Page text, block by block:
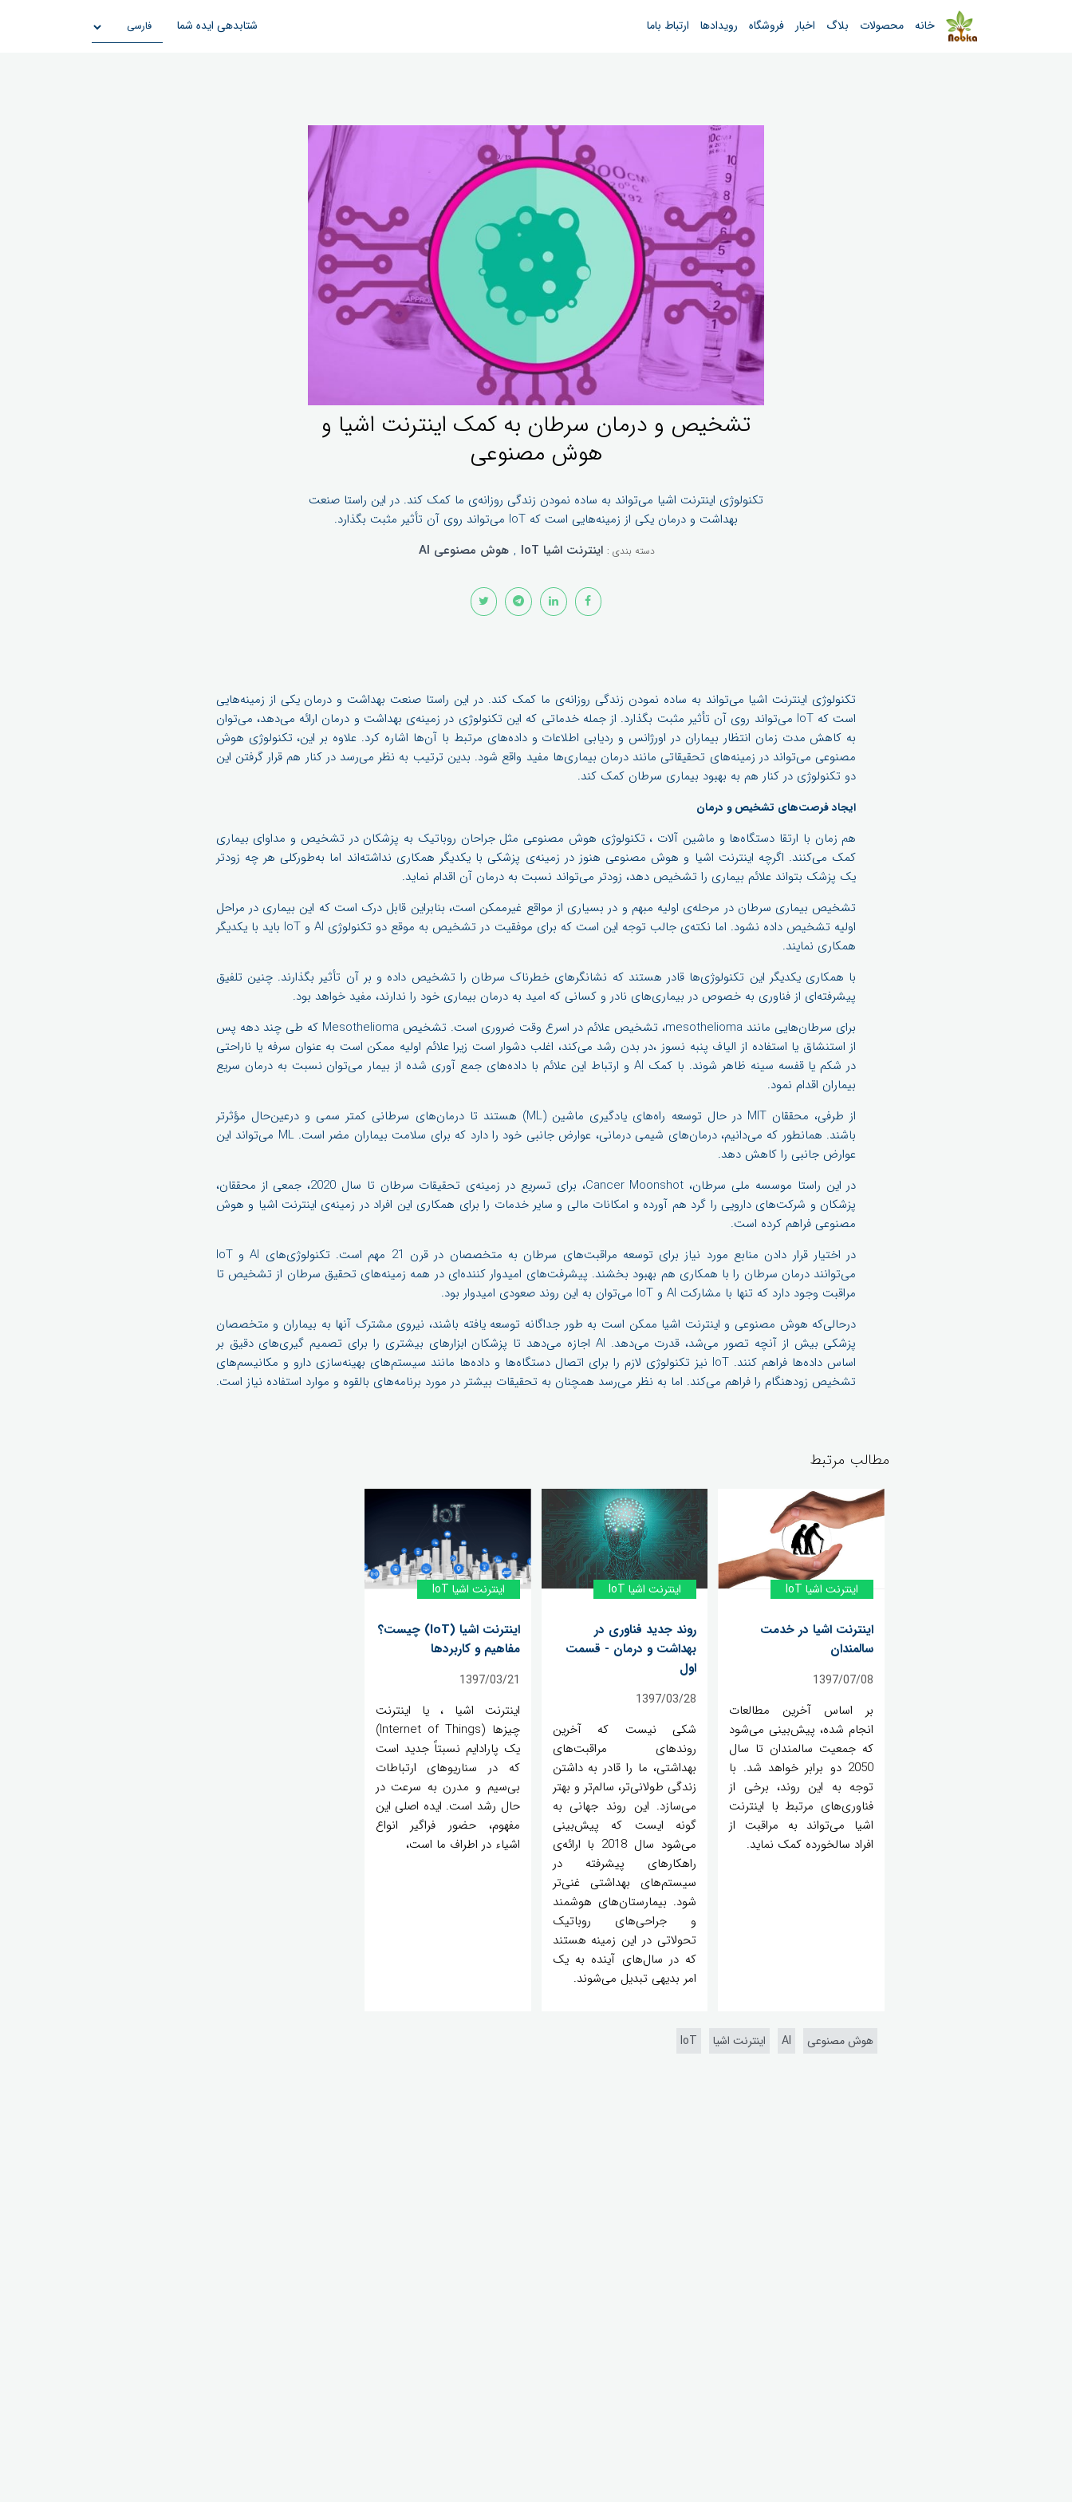
تشخیص و درمان سرطان به کمک اینترنت اشیا و‌
هوش مصنوعی
تکنولوژی اینترنت اشیا می‌تواند به ساده نمودن زندگی روزانه‌ی ما کمک کند. در این راستا صنعت
بهداشت و درمان یکی از زمینه‌هایی است که IoT می‌تواند روی آن تأثیر مثبت بگذارد.
دسته بندی : اینترنت اشیا IoT , هوش مصنوعی AI
تکنولوژی اینترنت اشیا می‌تواند به ساده نمودن زندگی روزانه‌ی ما کمک کند. در این راستا صنعت بهداشت و درمان یکی از زمینه‌هایی
است که IoT می‌تواند روی آن تأثیر مثبت بگذارد. از جمله خدماتی که این تکنولوژی در زمینه‌ی بهداشت و درمان ارائه می‌دهد، می‌توان
به کاهش مدت زمان انتظار بیماران در اورژانس و ردیابی اطلاعات و داده‌های مرتبط با آن‌ها اشاره کرد. علاوه بر این، تکنولوژی هوش
مصنوعی می‌تواند در زمینه‌های تحقیقاتی مانند درمان بیماری‌ها مفید واقع شود. بدین ترتیب به نظر می‌رسد در کنار هم قرار گرفتن این
دو تکنولوژی در کنار هم به بهبود بیماری سرطان کمک کند.
ایجاد فرصت‌های تشخیص و درمان
هم زمان با ارتقا دستگاه‌ها و ماشین آلات ، تکنولوژی هوش مصنوعی مثل جراحان روباتیک به پزشکان در تشخیص و مداوای بیماری
کمک می‌کنند. اگرچه اینترنت اشیا و هوش مصنوعی هنوز در زمینه‌ی پزشکی با یکدیگر همکاری نداشته‌اند اما به‌طورکلی هر چه زودتر
یک پزشک بتواند علائم بیماری را تشخیص دهد، زودتر می‌تواند نسبت به درمان آن اقدام نماید.
تشخیص بیماری سرطان در مرحله‌ی اولیه مبهم و در بسیاری از مواقع غیرممکن است، بنابراین قابل درک است که این بیماری در مراحل
اولیه تشخیص داده نشود. اما نکته‌ی جالب توجه این است که برای موفقیت در تشخیص به موقع دو تکنولوژی AI و IoT باید با یکدیگر
همکاری نمایند.
با همکاری یکدیگر این تکنولوژی‌ها قادر هستند که نشانگرهای خطرناک سرطان را تشخیص داده و بر آن تأثیر بگذارند. چنین تلفیق
پیشرفته‌ای از فناوری به خصوص در بیماری‌های نادر و کسانی که امید به درمان بیماری خود را ندارند، مفید خواهد بود.
برای سرطان‌هایی مانند mesothelioma، تشخیص علائم در اسرع وقت ضروری است. تشخیص Mesothelioma که طی چند دهه پس
از استنشاق یا استفاده از الیاف پنبه نسوز ،در بدن رشد می‌کند، اغلب دشوار است زیرا علائم اولیه ممکن است به عنوان سرفه یا ناراحتی
در شکم یا قفسه سینه ظاهر شوند. با کمک AI و ارتباط این علائم با داده‌های جمع آوری شده از بیمار می‌توان نسبت به درمان سریع
بیماران اقدام نمود.
از طرفی، محققان MIT در حال توسعه راه‌های یادگیری ماشین (ML) هستند تا درمان‌های سرطانی کمتر سمی و درعین‌حال مؤثرتر
باشند. همانطور که می‌دانیم، درمان‌های شیمی درمانی، عوارض جانبی خود را دارد که برای سلامت بیماران مضر است. ML می‌تواند این
عوارض جانبی را کاهش دهد.
در این راستا موسسه ملی سرطان، Cancer Moonshot، برای تسریع در زمینه‌ی تحقیقات سرطان تا سال 2020، جمعی از محققان،
پزشکان و شرکت‌های دارویی را گرد هم آورده و امکانات مالی و سایر خدمات را برای همکاری این افراد در زمینه‌ی اینترنت اشیا و هوش
مصنوعی فراهم کرده است.
در اختیار قرار دادن منابع مورد نیاز برای توسعه مراقبت‌های سرطان به متخصصان در قرن 21 مهم است. تکنولوژی‌های AI و IoT
می‌توانند درمان سرطان را با همکاری هم بهبود بخشند. پیشرفت‌های امیدوار کننده‌ای در همه زمینه‌های تحقیق سرطان از تشخیص تا
مراقبت وجود دارد که تنها با مشارکت AI و IoT می‌توان به این روند صعودی امیدوار بود.
درحالی‌که هوش مصنوعی و اینترنت اشیا ممکن است به طور جداگانه توسعه یافته باشند، نیروی مشترک آنها به بیماران و متخصصان
پزشکی بیش از آنچه تصور می‌شد، قدرت می‌دهد. AI اجازه می‌دهد تا پزشکان ابزارهای بیشتری را برای تصمیم گیری‌های دقیق بر
اساس داده‌ها فراهم کنند. IoT نیز تکنولوژی لازم را برای اتصال دستگاه‌ها و داده‌ها مانند سیستم‌های بهینه‌سازی دارو و مکانیسم‌های
تشخیص زودهنگام را فراهم می‌کند. اما به نظر می‌رسد همچنان به تحقیقات بیشتر در مورد برنامه‌های بالقوه و موارد استفاده نیاز است.
مطالب مرتبط
اینترنت اشیا IoT
اینترنت اشیا در خدمت
سالمندان
1397/07/08
بر اساس آخرین مطالعات
انجام شده، پیش‌بینی می‌شود
که جمعیت سالمندان تا سال
2050 دو برابر خواهد شد. با
توجه به این روند، برخی از
فناوری‌های مرتبط با اینترنت
اشیا می‌تواند به مراقبت از
افراد سالخورده کمک نماید.
اینترنت اشیا IoT
روند جدید فناوری در
بهداشت و درمان - قسمت
اول
1397/03/28
شکی نیست که آخرین
روندهای مراقبت‌های
بهداشتی، ما را قادر به داشتن
زندگی طولانی‌تر، سالم‌تر و بهتر
می‌سازد. این روند جهانی به
گونه ایست که پیش‌بینی
می‌شود سال 2018 با ارائه‌ی
راهکارهای پیشرفته در
سیستم‌های بهداشتی غنی‌تر
شود. بیمارستان‌های هوشمند
و جراحی‌های روباتیک
تحولاتی در این زمینه هستند
که در سال‌های آینده به یک
امر بدیهی تبدیل می‌شوند.
اینترنت اشیا IoT
اینترنت اشیا (IoT) چیست؟
مفاهیم و کاربردها
1397/03/21
اینترنت اشیا ، یا اینترنت
چیزها (Internet of Things)
یک پارادایم نسبتاً جدید است
که در سناریوهای ارتباطات
بی‌سیم و مدرن به سرعت در
حال رشد است. ایده اصلی این
مفهوم، حضور فراگیر انواع
اشیاء در اطراف ما است،
هوش مصنوعی AI اینترنت اشیا IoT
خانه محصولات بلاگ اخبار فروشگاه رویدادها ارتباط باما شتابدهی ایده شما